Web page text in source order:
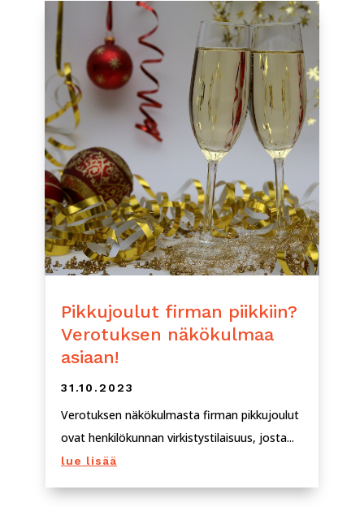
Pikkujoulut firman piikkiin?
Verotuksen näkökulmaa
asiaan!
31.10.2023
Verotuksen näkökulmasta firman pikkujoulut
ovat henkilökunnan virkistystilaisuus, josta...
lue lisää